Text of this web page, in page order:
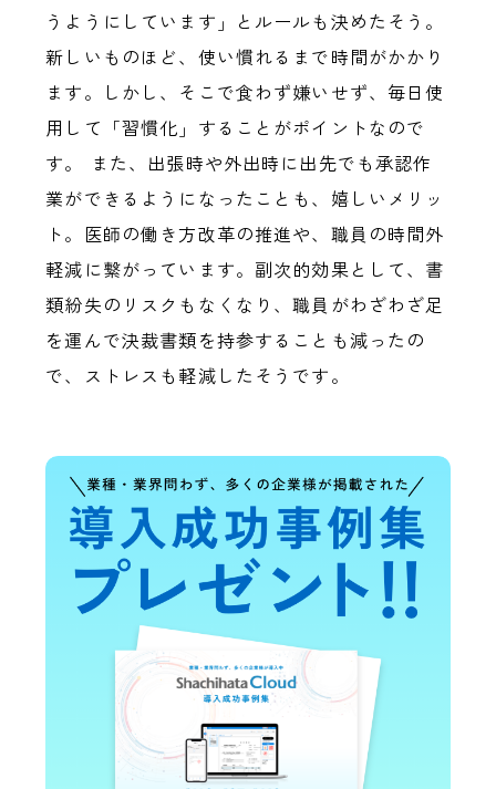
うようにしています」とルールも決めたそう。
新しいものほど、使い慣れるまで時間がかかり
ます。しかし、そこで食わず嫌いせず、毎日使
用して「習慣化」することがポイントなので
す。 また、出張時や外出時に出先でも承認作
業ができるようになったことも、嬉しいメリッ
ト。医師の働き方改革の推進や、職員の時間外
軽減に繋がっています。副次的効果として、書
類紛失のリスクもなくなり、職員がわざわざ足
を運んで決裁書類を持参することも減ったの
で、ストレスも軽減したそうです。